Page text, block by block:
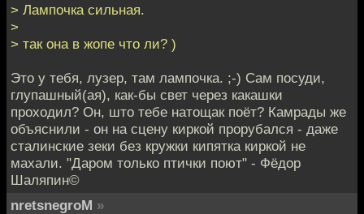
> Лампочка сильная.
>
> так она в жопе что ли? )
Это у тебя, лузер, там лампочка. ;-) Сам посуди,
глупашный(ая), как-бы свет через какашки
проходил? Он, што тебе натощак поёт? Камрады же
объяснили - он на сцену киркой прорубался - даже
сталинские зеки без кружки кипятка киркой не
махали. "Даром только птички поют" - Фёдор
Шаляпин©
nretsnegroM »